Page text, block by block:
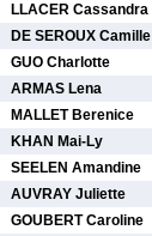
LLACER Cassandra
DE SEROUX Camille
GUO Charlotte
ARMAS Lena
MALLET Berenice
KHAN Mai-Ly
SEELEN Amandine
AUVRAY Juliette
GOUBERT Caroline